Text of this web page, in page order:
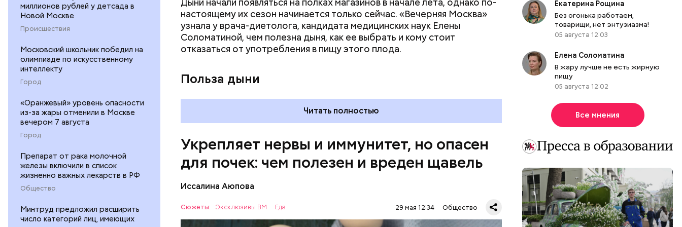
миллионов рублей у детсада в
Новой Москве
Происшествия
Московский школьник победил на
олимпиаде по искусственному
интеллекту
Город
«Оранжевый» уровень опасности
из-за жары отменили в Москве
вечером 7 августа
Город
Препарат от рака молочной
железы включили в список
жизненно важных лекарств в РФ
Общество
Минтруд предложил расширить
число категорий лиц, имеющих
настоящему их сезон начинается только сейчас. «Вечерняя Москва»
узнала у врача-диетолога, кандидата медицинских наук Елены
Соломатиной, чем полезна дыня, как ее выбрать и кому стоит
отказаться от употребления в пищу этого плода.
Польза дыни
Читать полностью
Укрепляет нервы и иммунитет, но опасен
для почек: чем полезен и вреден щавель
Иссалина Аюпова
Сюжеты: Эксклюзивы ВМ Еда 29 мая 12:34 Общество
— Если человек уже болеет мочекаменной болезнью, щавель ему не
рекомендуется. При артрите, гастрите, холецистите, синдроме
раздраженного кишечника, язвах и панкреатите продукт тоже лучше
исключить из рациона, — предупредила врач. — Он может привести к
повышению кислотности желудка и раздражать слизистые оболочки.
Екатерина Рощина
Без огонька работаем,
товарищи, нет энтузиазма!
05 августа 12:03
Елена Соломатина
В жару лучше не есть жирную
пищу
05 августа 12:02
Все мнения